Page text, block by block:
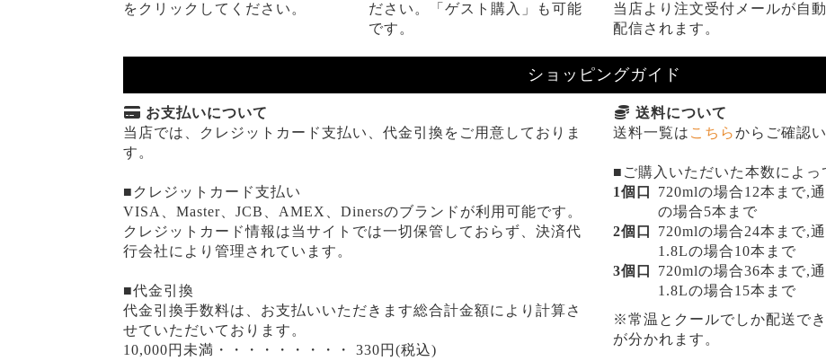
をクリックしてください。
ださい。「ゲスト購入」も可能
です。
当店より注文受付メールが自動
配信されます。
ショッピングガイド
お支払いについて
当店では、クレジットカード支払い、代金引換をご用意しておりま
す。
■クレジットカード支払い
VISA、Master、JCB、AMEX、Dinersのブランドが利用可能です。
クレジットカード情報は当サイトでは一切保管しておらず、決済代
行会社により管理されています。
■代金引換
代金引換手数料は、お支払いいただきます総合計金額により計算さ
せていただいております。
10,000円未満・・・・・・・・・ 330円(税込)
送料について
送料一覧は こちらからご確認
■ご購入いただいた本数によっ
1個口
720mlの場合12本まで,
の場合5本まで
2個口
720mlの場合24本まで,
1.8Lの場合10本まで
3個口
720mlの場合36本まで,
1.8Lの場合15本まで
※常温とクールでしか配送で
が分かれます。